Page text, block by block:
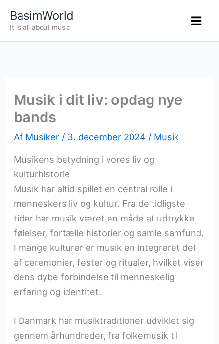
BasimWorld
It is all about music
Musik i dit liv: opdag nye
bands
Af Musiker / 3. december 2024 / Musik
Musikens betydning i vores liv og
kulturhistorie
Musik har altid spillet en central rolle i
menneskers liv og kultur. Fra de tidligste
tider har musik været en måde at udtrykke
følelser, fortælle historier og samle samfund.
I mange kulturer er musik en integreret del
af ceremonier, fester og ritualer, hvilket viser
dens dybe forbindelse til menneskelig
erfaring og identitet.
I Danmark har musiktraditioner udviklet sig
gennem århundreder, fra folkemusik til